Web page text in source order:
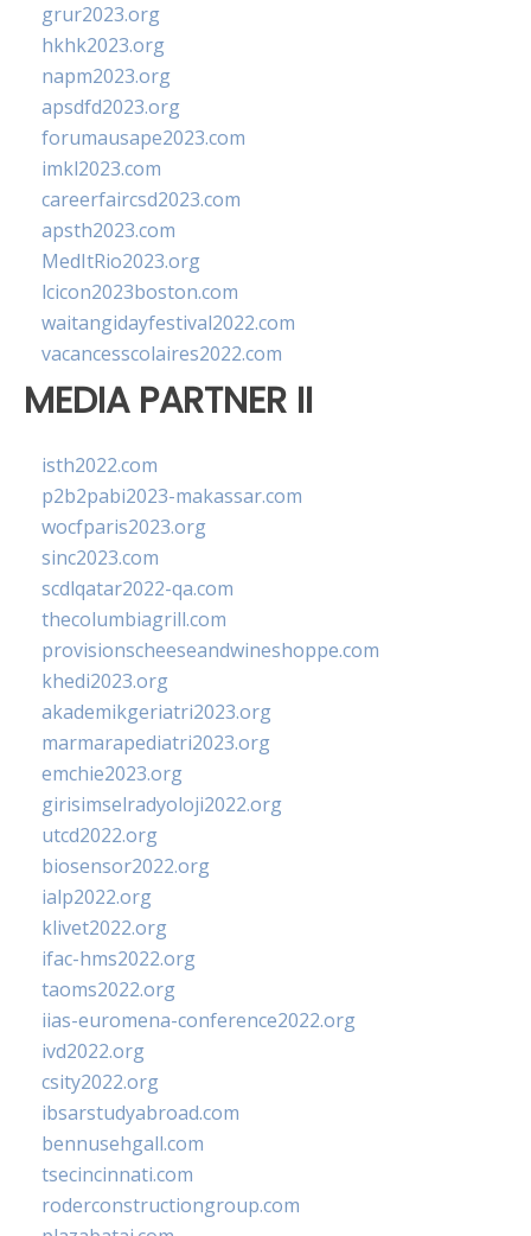
grur2023.org
hkhk2023.org
napm2023.org
apsdfd2023.org
forumausape2023.com
imkl2023.com
careerfaircsd2023.com
apsth2023.com
MedItRio2023.org
lcicon2023boston.com
waitangidayfestival2022.com
vacancesscolaires2022.com
MEDIA PARTNER II
isth2022.com
p2b2pabi2023-makassar.com
wocfparis2023.org
sinc2023.com
scdlqatar2022-qa.com
thecolumbiagrill.com
provisionscheeseandwineshoppe.com
khedi2023.org
akademikgeriatri2023.org
marmarapediatri2023.org
emchie2023.org
girisimselradyoloji2022.org
utcd2022.org
biosensor2022.org
ialp2022.org
klivet2022.org
ifac-hms2022.org
taoms2022.org
iias-euromena-conference2022.org
ivd2022.org
csity2022.org
ibsarstudyabroad.com
bennusehgall.com
tsecincinnati.com
roderconstructiongroup.com